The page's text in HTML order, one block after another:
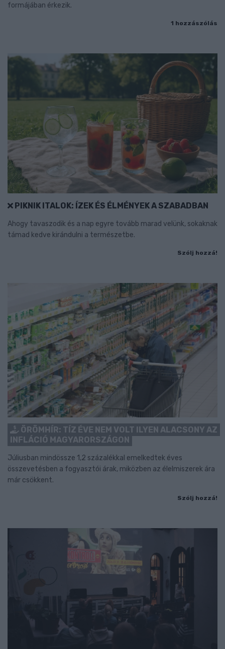
formájában érkezik.
1 hozzászólás
PIKNIK ITALOK: ÍZEK ÉS ÉLMÉNYEK A SZABADBAN
Ahogy tavaszodik és a nap egyre tovább marad velünk, sokaknak
támad kedve kirándulni a természetbe.
Szólj hozzá!
ÖRÖMHÍR: TÍZ ÉVE NEM VOLT ILYEN ALACSONY AZ
INFLÁCIÓ MAGYARORSZÁGON
Júliusban mindössze 1,2 százalékkal emelkedtek éves
összevetésben a fogyasztói árak, miközben az élelmiszerek ára
már csökkent.
Szólj hozzá!